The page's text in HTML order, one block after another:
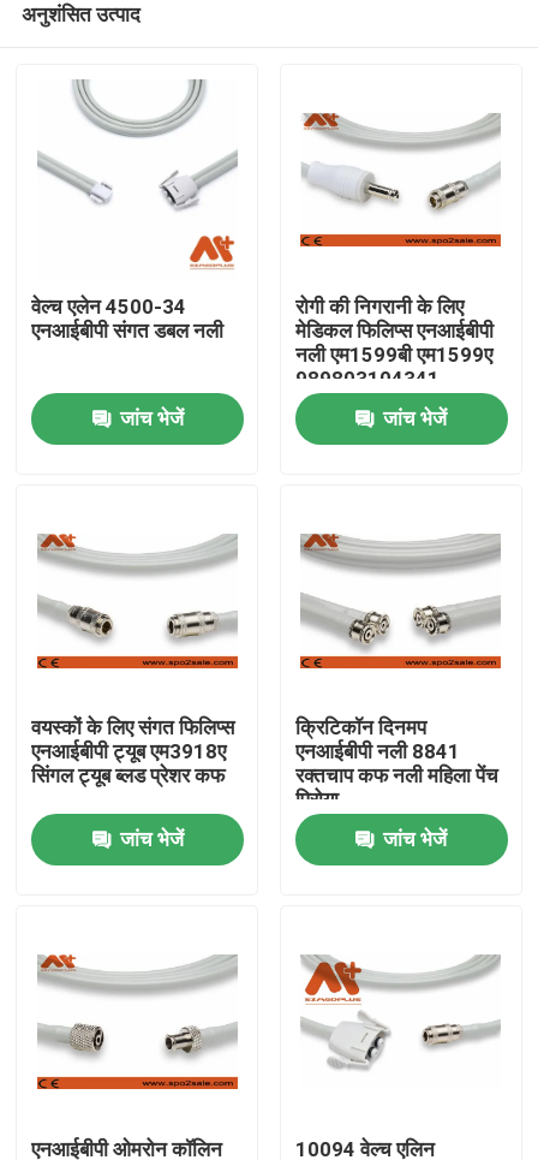
उत्पाद
हमारे बारे में
गुणवत्ता नियंत्रण
हमसे संपर्क करें
ईसीजी रोगी केबल
रोगी मॉनिटर केबल
पुन: प्रयोज्य खराब 2 सेंसर
अनुशंसित उत्पाद
वेल्च एलेन 4500-34
एनआईबीपी संगत डबल नली
जांच भेजें
रोगी की निगरानी के लिए
मेडिकल फिलिप्स एनआईबीपी
नली एम1599बी एम1599ए
989803104341
जांच भेजें
वयस्कों के लिए संगत फिलिप्स
एनआईबीपी ट्यूब एम3918ए
सिंगल ट्यूब ब्लड प्रेशर कफ
जांच भेजें
क्रिटिकॉन दिनमप
एनआईबीपी नली 8841
रक्तचाप कफ नली महिला पेंच
पिरोया
जांच भेजें
एनआईबीपी ओमरोन कॉलिन 10094 वेल्च एलिन